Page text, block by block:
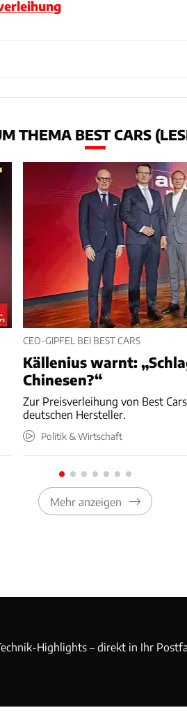
THEMA BEST CARS
CEO-GIPFEL BEI BEST CARS
Källenius warnt:
Chinesen?“
Zur Preisverleihung von Best
deutschen Hersteller.
Politik & Wirtschaft
Mehr anzeigen
Highlights – direkt in Ihr